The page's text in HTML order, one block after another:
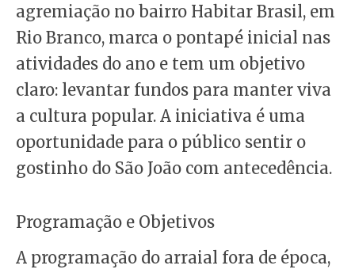
agremiação no bairro Habitar Brasil, em
Rio Branco, marca o pontapé inicial nas
atividades do ano e tem um objetivo
claro: levantar fundos para manter viva
a cultura popular. A iniciativa é uma
oportunidade para o público sentir o
gostinho do São João com antecedência.
Programação e Objetivos
A programação do arraial fora de época,